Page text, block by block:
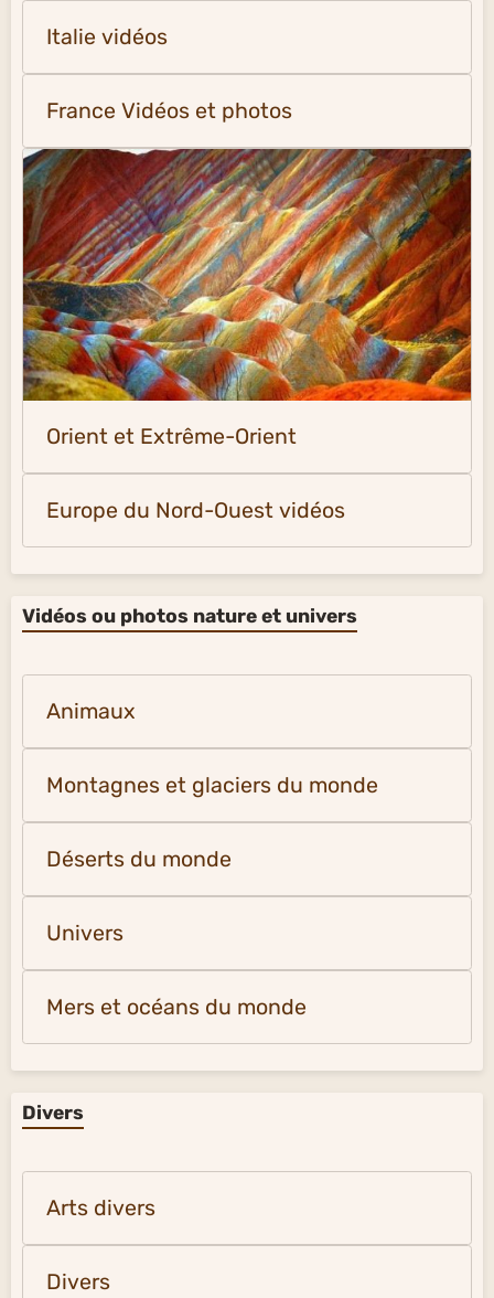
Italie vidéos
France Vidéos et photos
Orient et Extrême-Orient
Europe du Nord-Ouest vidéos
Vidéos ou photos nature et univers
Animaux
Divers